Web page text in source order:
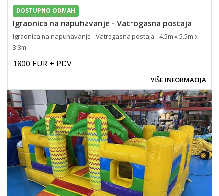
DOSTUPNO ODMAH
Igraonica na napuhavanje - Vatrogasna postaja
Igraonica na napuhavanje - Vatrogasna postaja - 4.5m x 5.5m x
3.3m
1800 EUR + PDV
VIŠE INFORMACIJA